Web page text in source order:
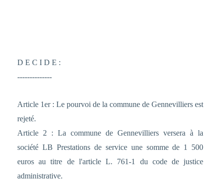
D E C I D E :
--------------
Article 1er : Le pourvoi de la commune de Gennevilliers est
rejeté.
Article 2 : La commune de Gennevilliers versera à la
société LB Prestations de service une somme de 1 500
euros au titre de l'article L. 761-1 du code de justice
administrative.